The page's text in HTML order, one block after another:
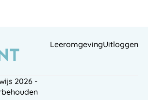
LeeromgevingUitloggen
2026 -